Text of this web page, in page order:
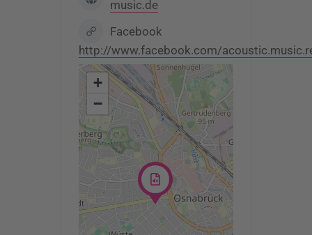
music.de
Facebook
http://www.facebook.com/
+
−